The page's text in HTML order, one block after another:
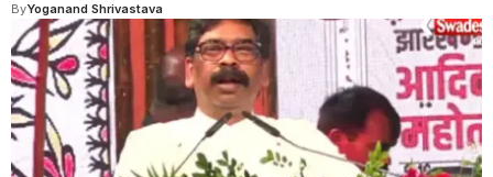
ByYoganand Shrivastava